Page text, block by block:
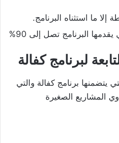
ما استثناه البرنامج.
البرنامج تصل إلى 90%
لبرنامج كفالة
يتضمنها برنامج كفالة والتي
المشاريع الصغيرة